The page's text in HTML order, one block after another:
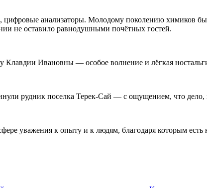
анализаторы. Молодому поколению химиков
не оставило равнодушными почётных гостей.
Клавдии Ивановны — особое волнение и лёгкая
рудник поселка Терек-Сай — с ощущением, что
уважения к опыту и к людям, благодаря которым есть